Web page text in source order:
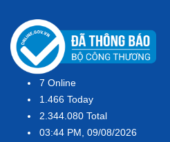
7 Online
1.466 Today
2.344.080 Total
03:44 PM, 09/08/2026